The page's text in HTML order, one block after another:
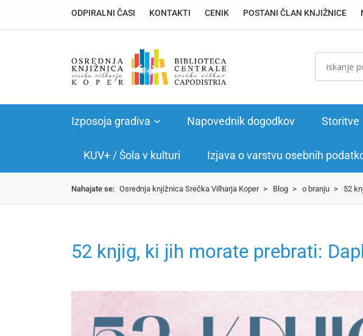
ODPIRALNI ČASI KONTAKTI CENIK POSTANI ČLAN KNJIŽNICE
Izposoja gradiva Napovednik dogodkov Storitve
KUV+ / Šola v kulturi Izjava o varstvu osebnih
Nahajate se: Osrednja knjižnica Srečka Vilharja Koper > Blog > o branju > 52
52 knjig, ki jih morate prebrati: